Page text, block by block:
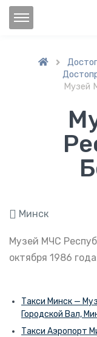

Музей
Минск
Музей МЧС
октября 1986
Такси Минск —
Городской Вал,
Такси Аэропорт